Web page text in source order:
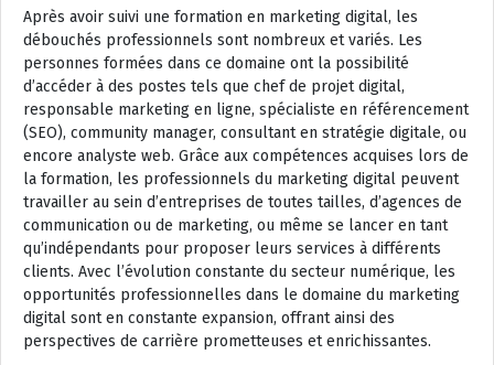
Après avoir suivi une formation en marketing digital, les
débouchés professionnels sont nombreux et variés. Les
personnes formées dans ce domaine ont la possibilité
d’accéder à des postes tels que chef de projet digital,
responsable marketing en ligne, spécialiste en référencement
(SEO), community manager, consultant en stratégie digitale, ou
encore analyste web. Grâce aux compétences acquises lors de
la formation, les professionnels du marketing digital peuvent
travailler au sein d’entreprises de toutes tailles, d’agences de
communication ou de marketing, ou même se lancer en tant
qu’indépendants pour proposer leurs services à différents
clients. Avec l’évolution constante du secteur numérique, les
opportunités professionnelles dans le domaine du marketing
digital sont en constante expansion, offrant ainsi des
perspectives de carrière prometteuses et enrichissantes.